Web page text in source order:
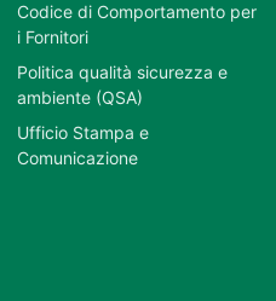
Codice di Comportamento per
i Fornitori
Politica qualità sicurezza e
ambiente (QSA)
Ufficio Stampa e
Comunicazione